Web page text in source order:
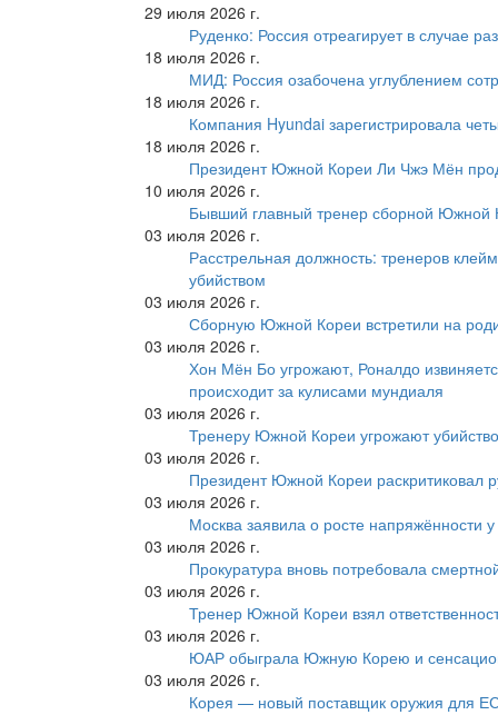
29 июля 2026 г.
Руденко: Россия отреагирует в случае
18 июля 2026 г.
МИД: Россия озабочена углублением
18 июля 2026 г.
Компания Hyundai зарегистрировала
18 июля 2026 г.
Президент Южной Кореи Ли Чжэ Мён
10 июля 2026 г.
Бывший главный тренер сборной Южной
03 июля 2026 г.
Расстрельная должность: тренеров
убийством
03 июля 2026 г.
Сборную Южной Кореи встретили на
03 июля 2026 г.
Хон Мён Бо угрожают, Роналдо
происходит за кулисами мундиаля
03 июля 2026 г.
Тренеру Южной Кореи угрожают
03 июля 2026 г.
Президент Южной Кореи раскритиковал
03 июля 2026 г.
Москва заявила о росте
03 июля 2026 г.
Прокуратура вновь потребовала
03 июля 2026 г.
Тренер Южной Кореи взял
03 июля 2026 г.
ЮАР обыграла Южную Корею и
03 июля 2026 г.
Корея — новый поставщик оружия для